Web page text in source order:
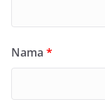
Nama *